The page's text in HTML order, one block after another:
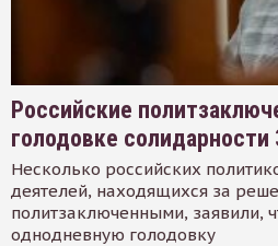
Российские
голодовке солидарности
Несколько российских
деятелей, находящихся за
политзаключенными, заявили,
однодневную голодовку